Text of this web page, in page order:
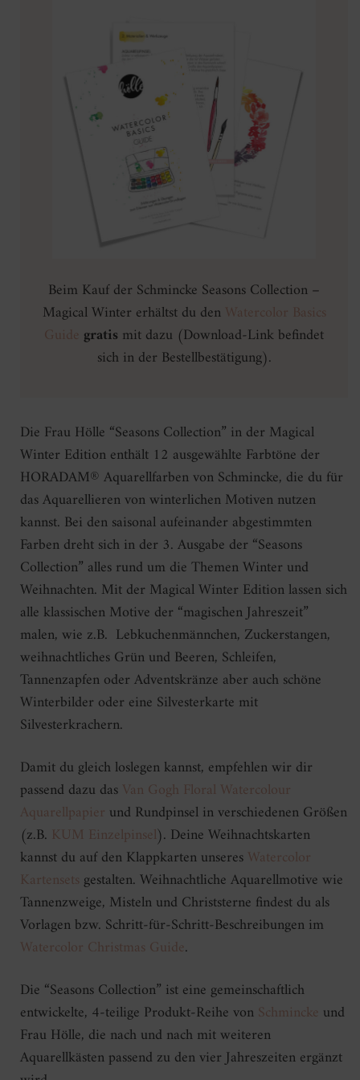
Beim Kauf der Schmincke Seasons Collection –
Magical Winter erhältst du den Watercolor Basics
Guide gratis mit dazu (Download-Link befindet
sich in der Bestellbestätigung).
Die Frau Hölle “Seasons Collection” in der Magical
Winter Edition enthält 12 ausgewählte Farbtöne der
HORADAM® Aquarellfarben von Schmincke, die du für
das Aquarellieren von winterlichen Motiven nutzen
kannst. Bei den saisonal aufeinander abgestimmten
Farben dreht sich in der 3. Ausgabe der “Seasons
Collection” alles rund um die Themen Winter und
Weihnachten. Mit der Magical Winter Edition lassen sich
alle klassischen Motive der “magischen Jahreszeit”
malen, wie z.B. Lebkuchenmännchen, Zuckerstangen,
weihnachtliches Grün und Beeren, Schleifen,
Tannenzapfen oder Adventskränze aber auch schöne
Winterbilder oder eine Silvesterkarte mit
Silvesterkrachern.
Damit du gleich loslegen kannst, empfehlen wir dir
passend dazu dasVan Gogh Floral Watercolour
Aquarellpapier und Rundpinsel in verschiedenen Größen
(z.B. KUM Einzelpinsel). Deine Weihnachtskarten
kannst du auf den Klappkarten unseresWatercolor
Kartensetsgestalten. Weihnachtliche Aquarellmotive wie
Tannenzweige, Misteln und Christsterne findest du als
Vorlagen bzw. Schritt-für-Schritt-Beschreibungen im
Watercolor Christmas Guide.
Die “Seasons Collection” ist eine gemeinschaftlich
entwickelte, 4-teilige Produkt-Reihe vonSchmincke und
Frau Hölle, die nach und nach mit weiteren
Aquarellkästen passend zu den vier Jahreszeiten ergänzt